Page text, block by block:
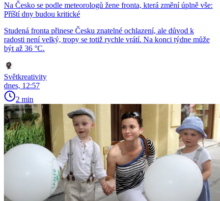
Na Česko se podle meteorologů žene fronta, která změní úplně vše:
Příští dny budou kritické
Studená fronta přinese Česku znatelné ochlazení, ale důvod k
radosti není velký, tropy se totiž rychle vrátí. Na konci týdne může
být až 36 °C.
Světkreativity
dnes, 12:57
2 min